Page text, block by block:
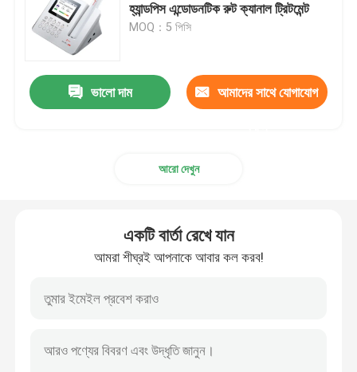
আমাদের সম্পর্কে
কারখানা ভ্রমণ
মান নিয়ন্ত্রণ
দাঁতের চিকিৎসা সরঞ্জাম
ডেন্টাল হাই স্পিড হ্যান্ডপিস
হ্যান্ডপিস এন্ডোডনটিক রুট ক্যানাল ট্রিটমেন্ট
MOQ：5 পিসি
ভালো দাম আমাদের সাথে যোগাযোগ
আরো দেখুন
একটি বার্তা রেখে যান
আমরা শীঘ্রই আপনাকে আবার কল করব!